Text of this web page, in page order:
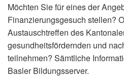
Möchten Sie für eines der
Finanzierungsgesuch stellen?
Austauschtreffen des
gesundheitsfördernden und
teilnehmen? Sämtliche
Basler Bildungsserver.